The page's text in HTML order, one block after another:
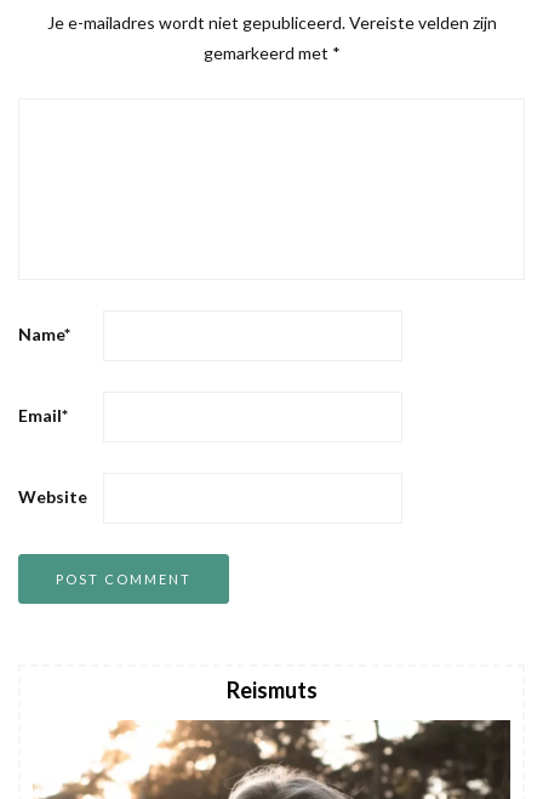
Je e-mailadres wordt niet gepubliceerd. Vereiste velden zijn
gemarkeerd met *
Name*
Email*
Website
Reismuts